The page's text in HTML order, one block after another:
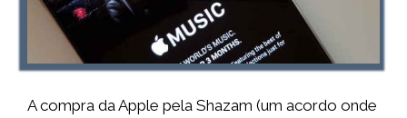
A compra da Apple pela Shazam (um acordo onde